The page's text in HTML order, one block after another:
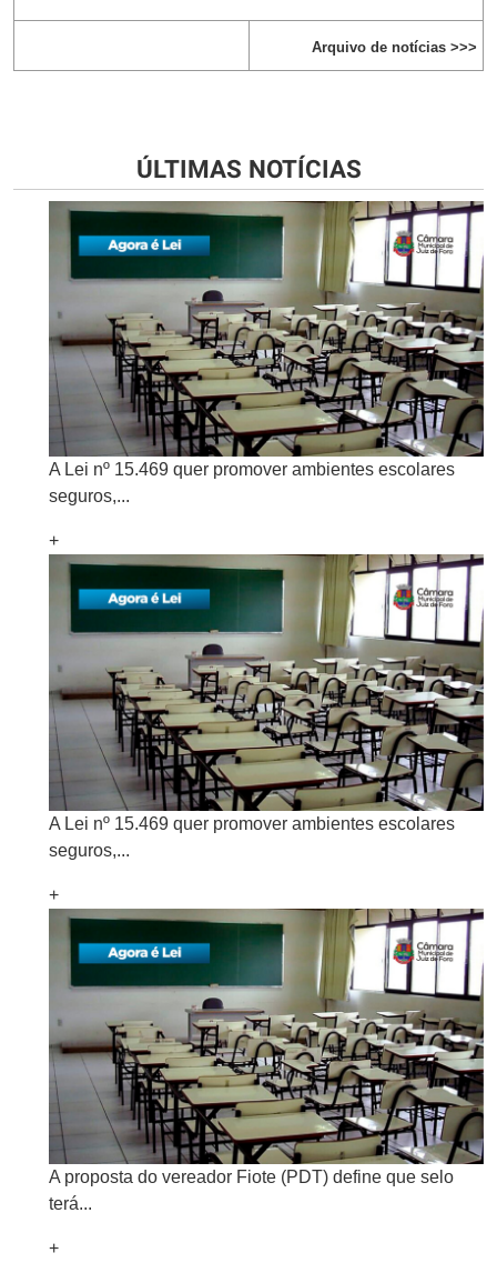
Arquivo de notícias >>>
ÚLTIMAS NOTÍCIAS
A Lei nº 15.469 quer promover ambientes escolares
seguros,...
+
A Lei nº 15.469 quer promover ambientes escolares
seguros,...
+
A proposta do vereador Fiote (PDT) define que selo
terá...
+